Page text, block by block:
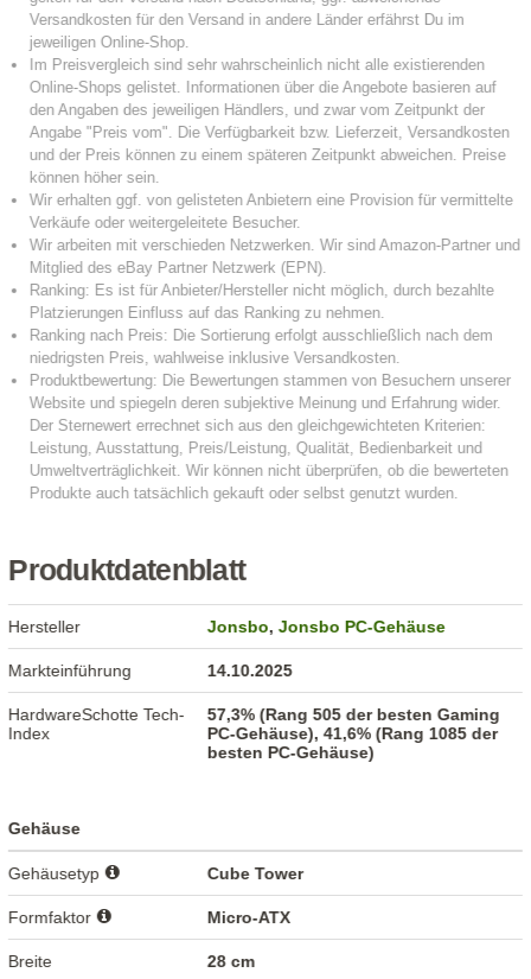
Produktdatenblatt
Hersteller Jonsbo,Jonsbo PC-Gehäuse
Markteinführung 14.10.2025
HardwareSchotte Tech-
Index
57,3% (Rang 505 der besten Gaming
PC-Gehäuse), 41,6% (Rang 1085 der
besten PC-Gehäuse)
Gehäuse
Gehäusetyp Cube Tower
Formfaktor Micro-ATX
Breite 28 cm